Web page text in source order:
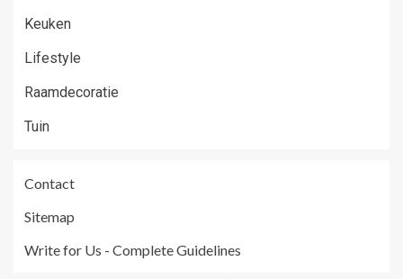
Keuken
Lifestyle
Raamdecoratie
Tuin
Contact
Sitemap
Write for Us - Complete Guidelines